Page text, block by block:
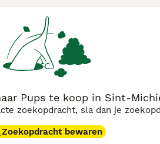
Pups te koop in Sint-
zoekopdracht, sla dan je
Zoekopdracht bewaren